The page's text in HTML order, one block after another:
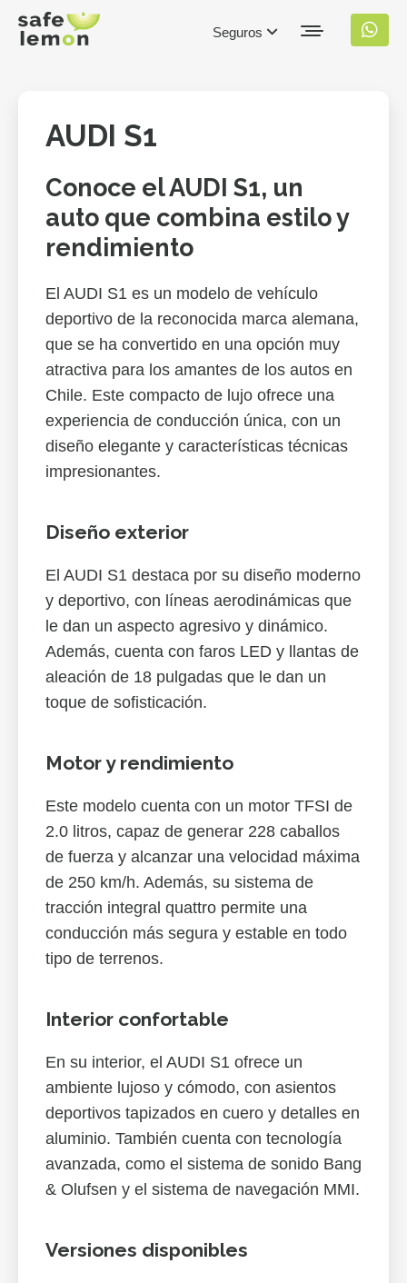
Seguros
AUDI S1
Conoce el AUDI S1, un
auto que combina estilo y
rendimiento
El AUDI S1 es un modelo de vehículo
deportivo de la reconocida marca alemana,
que se ha convertido en una opción muy
atractiva para los amantes de los autos en
Chile. Este compacto de lujo ofrece una
experiencia de conducción única, con un
diseño elegante y características técnicas
impresionantes.
Diseño exterior
El AUDI S1 destaca por su diseño moderno
y deportivo, con líneas aerodinámicas que
le dan un aspecto agresivo y dinámico.
Además, cuenta con faros LED y llantas de
aleación de 18 pulgadas que le dan un
toque de sofisticación.
Motor y rendimiento
Este modelo cuenta con un motor TFSI de
2.0 litros, capaz de generar 228 caballos
de fuerza y alcanzar una velocidad máxima
de 250 km/h. Además, su sistema de
tracción integral quattro permite una
conducción más segura y estable en todo
tipo de terrenos.
Interior confortable
En su interior, el AUDI S1 ofrece un
ambiente lujoso y cómodo, con asientos
deportivos tapizados en cuero y detalles en
aluminio. También cuenta con tecnología
avanzada, como el sistema de sonido Bang
& Olufsen y el sistema de navegación MMI.
Versiones disponibles